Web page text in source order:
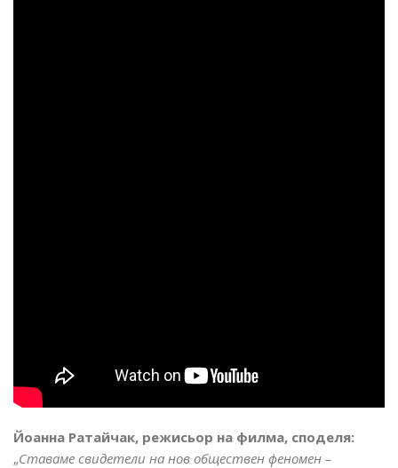
Йоанна Ратайчак, режисьор на филма, споделя:
„Ставаме свидетели на нов обществен феномен –